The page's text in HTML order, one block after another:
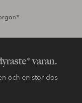
varan.
och en stor dos